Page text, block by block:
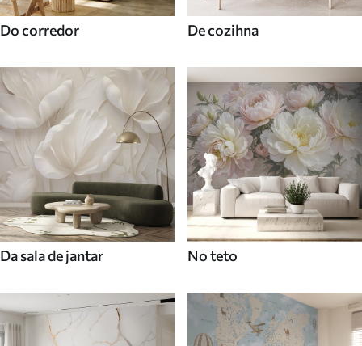
Do corredor De cozihna
Da sala de jantar No teto